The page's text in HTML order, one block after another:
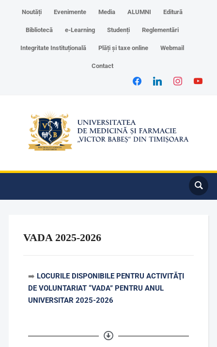
Noutăți Evenimente Media ALUMNI Editură
Bibliotecă e-Learning Studenți Reglementări
Integritate Instituțională Plăți și taxe online Webmail
Contact
VADA 2025-2026
➡️ LOCURILE DISPONIBILE PENTRU ACTIVITĂŢI
DE VOLUNTARIAT “VADA” PENTRU ANUL
UNIVERSITAR 2025-2026